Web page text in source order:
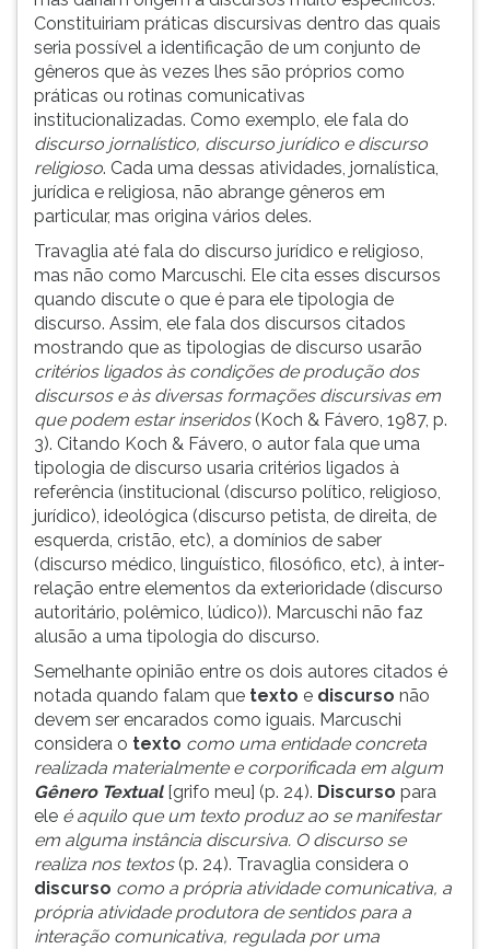
Constituiriam práticas discursivas dentro das quais
seria possível a identificação de um conjunto de
gêneros que às vezes lhes são próprios como
práticas ou rotinas comunicativas
institucionalizadas. Como exemplo, ele fala do
discurso jornalístico, discurso jurídico e discurso
religioso. Cada uma dessas atividades, jornalística,
jurídica e religiosa, não abrange gêneros em
particular, mas origina vários deles.
Travaglia até fala do discurso jurídico e religioso,
mas não como Marcuschi. Ele cita esses discursos
quando discute o que é para ele tipologia de
discurso. Assim, ele fala dos discursos citados
mostrando que as tipologias de discurso usarão
critérios ligados às condições de produção dos
discursos e às diversas formações discursivas em
que podem estar inseridos(Koch & Fávero, 1987, p.
3). Citando Koch & Fávero, o autor fala que uma
tipologia de discurso usaria critérios ligados à
referência (institucional (discurso político, religioso,
jurídico), ideológica (discurso petista, de direita, de
esquerda, cristão, etc), a domínios de saber
(discurso médico, linguístico, filosófico, etc), à inter-
relação entre elementos da exterioridade (discurso
autoritário, polêmico, lúdico)). Marcuschi não faz
alusão a uma tipologia do discurso.
Semelhante opinião entre os dois autores citados é
notada quando falam que texto e discurso não
devem ser encarados como iguais. Marcuschi
considera o texto como uma entidade concreta
realizada materialmente e corporificada em algum
Gênero Textual [grifo meu] (p. 24). Discurso para
ele é aquilo que um texto produz ao se manifestar
em alguma instância discursiva. O discurso se
realiza nos textos (p. 24). Travaglia considera o
discurso como a própria atividade comunicativa, a
própria atividade produtora de sentidos para a
interação comunicativa, regulada por uma